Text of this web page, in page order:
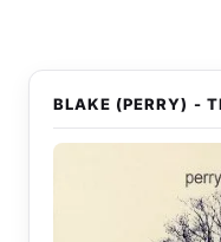
BLAKE (PERRY) -